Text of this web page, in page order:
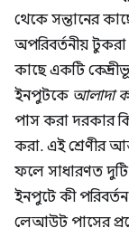
থেকে সন্তানের
অপরিবর্তনীয়
কাছে একটি
ইনপুটকে আলাদা
পাস করা দরকার
করা. এই শ্রেণীর
ফলে সাধারণত দুটি
ইনপুটে কী
লেআউট পাসের